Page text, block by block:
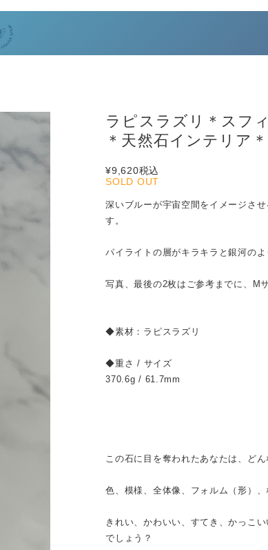
ラピスラズリ＊スフ
＊天然石インテリア
¥9,620税込
SOLD OUT
深いブルーが宇宙空間をイメージさ
す。
パイライトの層がキラキラと銀河のよ
写真、最後の2枚はご参考までに、M
◆素材：ラピスラズリ
◆重さ / サイズ
370.6g / 61.7mm
この石に目を奪われたあなたは、ど
色、模様、全体像、フォルム（形）、
きれい、かわいい、すてき、かっこ
でしょう？